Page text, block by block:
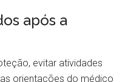
após a
evitar atividades
orientações do médico